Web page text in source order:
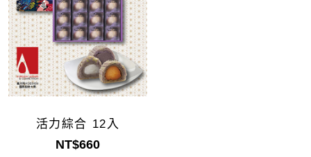
活力綜合 12入
NT$660